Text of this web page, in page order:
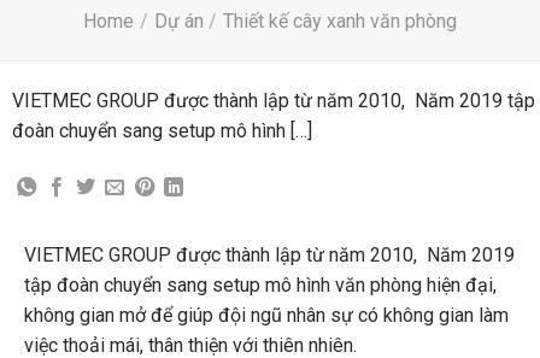
Home / Dự án / Thiết kế cây xanh văn phòng
VIETMEC GROUP được thành lập từ năm 2010, Năm 2019 tập
đoàn chuyển sang setup mô hình […]
VIETMEC GROUP được thành lập từ năm 2010, Năm 2019
tập đoàn chuyển sang setup mô hình văn phòng hiện đại,
không gian mở để giúp đội ngũ nhân sự có không gian làm
việc thoải mái, thân thiện với thiên nhiên.